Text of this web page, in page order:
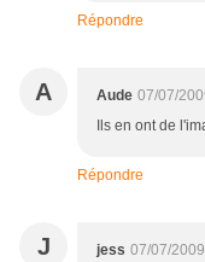
Répondre
A Aude 07/07/
Ils en ont de
Répondre
J jess 07/07/